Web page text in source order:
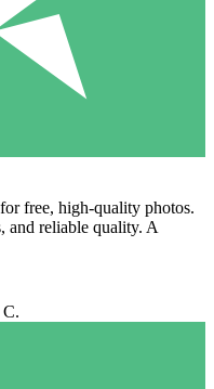
free, high‑quality photos.
and reliable quality. A